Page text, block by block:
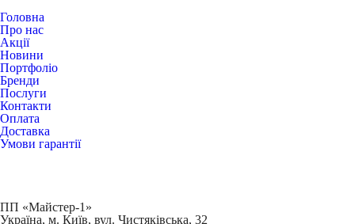
Головна
Про нас
Акції
Новини
Портфоліо
Бренди
Послуги
Контакти
Оплата
Доставка
Умови гарантії
ПП «Майстер-1»
Українa, м. Київ, вул. Чистяківська, 32